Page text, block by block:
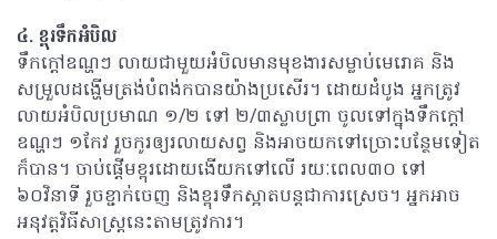
៤. ខ្ពុរទឹកអំបិល
ទឹកក្តៅឧណ្ហៗ លាយជាមួយអំបិលមានមុខងារសម្លាប់មេរោគ និង
សម្រួលដង្ហើមត្រង់បំពង់កបានយ៉ាងប្រសើរ។ ដោយដំបូង អ្នកត្រូវ
លាយអំបិលប្រមាណ ១/២ ទៅ ២/៣ស្លាបព្រា ចូលទៅក្នុងទឹកក្តៅ
ឧណ្ហៗ ១កែវ រួចកូរឲ្យរលាយសព្វ និងអាចយកទៅច្រោះបន្ថែមទៀត
ក៏បាន។ ចាប់ផ្តើមខ្ពុរដោយងើយកទៅលើ រយៈពេល៣០ ទៅ
៦០វិនាទី រួចខ្ជាក់ចេញ និងខ្ពុរទឹកស្អាតបន្តជាការស្រេច។ អ្នកអាច
អនុវត្តវិធីសាស្ត្រនេះតាមត្រូវការ។